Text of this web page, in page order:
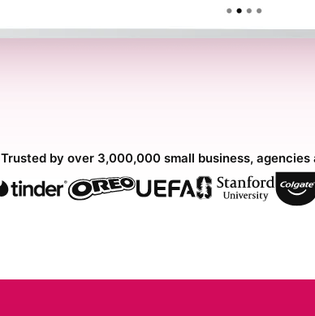
Trusted by over 3,000,000 small business,